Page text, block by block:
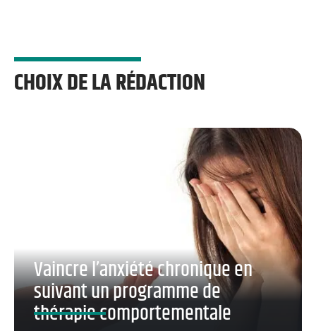
CHOIX DE LA RÉDACTION
Vaincre l’anxiété chronique en
suivant un programme de
thérapie comportementale